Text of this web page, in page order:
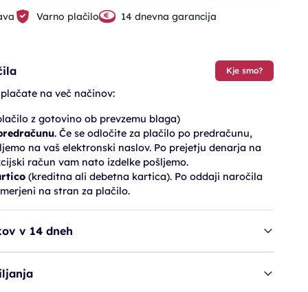
Varno plačilo 14 dnevna garancija
Kje smo?
na več načinov:
z gotovino ob prevzemu blaga)
. Če se odločite za plačilo po predračunu,
na vaš elektronski naslov. Po prejetju denarja na
račun vam nato izdelke pošljemo.
(kreditna ali debetna kartica). Po oddaji naročila
na stran za plačilo.
v 14 dneh